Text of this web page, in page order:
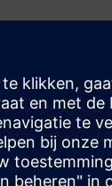
BlueGIS